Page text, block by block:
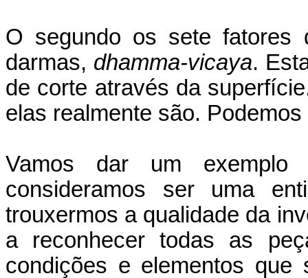
O segundo os sete fatores
darmas, dhamma-vicaya.
de corte através da
elas realmente são.
Vamos dar um exemplo
consideramos ser uma
trouxermos a qualidade da
a reconhecer todas as
condições e elementos